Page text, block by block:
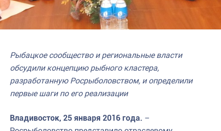
Рыбацкое сообщество и региональные власти
обсудили концепцию рыбного кластера,
разработанную Росрыболовством, и определили
первые шаги по его реализации
Владивосток, 25 января 2016 года. –